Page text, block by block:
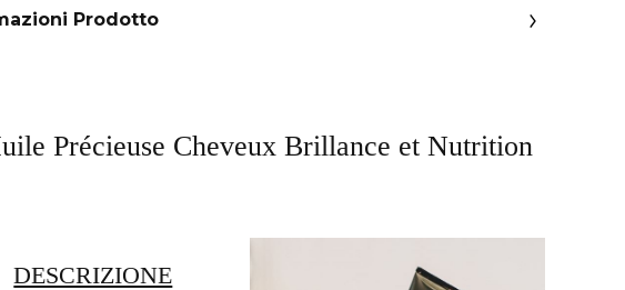
Prodotto
Précieuse Cheveux Brillance et Nutrition
DESCRIZIONE